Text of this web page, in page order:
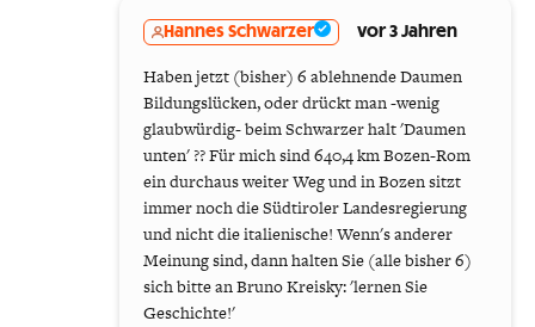
Hannes Schwarzer vor 3 Jahren
Haben jetzt (bisher) 6 ablehnende Daumen
Bildungslücken, oder drückt man -wenig
glaubwürdig- beim Schwarzer halt 'Daumen
unten' ?? Für mich sind 640,4 km Bozen-Rom
ein durchaus weiter Weg und in Bozen sitzt
immer noch die Südtiroler Landesregierung
und nicht die italienische! Wenn's anderer
Meinung sind, dann halten Sie (alle bisher 6)
sich bitte an Bruno Kreisky: 'lernen Sie
Geschichte!'